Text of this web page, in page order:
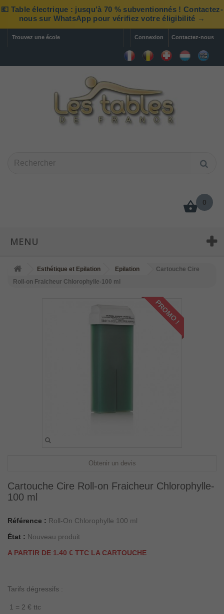
💶 Table électrique : jusqu’à 70 % subventionnés ! Contactez-
nous sur WhatsApp pour vérifiez votre éligibilité →
Contactez-nous
Trouvez une école Connexion
MENU
0
Esthétique et Epilation Epilation
Cartouche Cire
Roll-on Fraicheur Chlorophylle-100 ml
PROMO !
Obtenir un devis
Cartouche Cire Roll-on Fraicheur Chlorophylle-
100 ml
Référence : Roll-On Chlorophylle 100 ml
État : Nouveau produit
A PARTIR DE 1.40 € TTC LA CARTOUCHE
Tarifs dégressifs :
1 = 2 € ttc